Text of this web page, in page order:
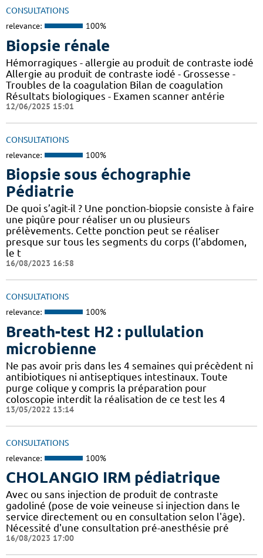
CONSULTATIONS
relevance: 100%
Biopsie rénale
Hémorragiques - allergie au produit de contraste iodé
Allergie au produit de contraste iodé - Grossesse -
Troubles de la coagulation Bilan de coagulation
Résultats biologiques - Examen scanner antérie
12/06/2025 15:01
CONSULTATIONS
relevance: 100%
Biopsie sous échographie
Pédiatrie
De quoi s’agit-il ? Une ponction-biopsie consiste à faire
une piqûre pour réaliser un ou plusieurs
prélèvements. Cette ponction peut se réaliser
presque sur tous les segments du corps (l’abdomen,
le t
16/08/2023 16:58
CONSULTATIONS
relevance: 100%
Breath-test H2 : pullulation
microbienne
Ne pas avoir pris dans les 4 semaines qui précèdent ni
antibiotiques ni antiseptiques intestinaux. Toute
purge colique y compris la préparation pour
coloscopie interdit la réalisation de ce test les 4
13/05/2022 13:14
CONSULTATIONS
relevance: 100%
CHOLANGIO IRM pédiatrique
Avec ou sans injection de produit de contraste
gadoliné (pose de voie veineuse si injection dans le
service directement ou en consultation selon l'âge).
Nécessité d'une consultation pré-anesthésie pré
16/08/2023 17:00